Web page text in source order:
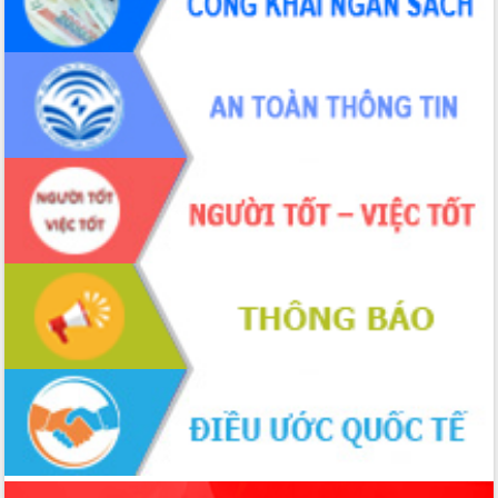
món ăn từ sầu riêng
Đắk Lắk công bố Quy hoạch và xúc
tiến đầu tư tỉnh
Ngành cá ngừ Đắk Lắk chủ động thích
ứng để giữ vững thị trường xuất khẩu
Diễn đàn Kinh tế tư nhân Việt Nam đột
phá cơ chế - Hợp tác công tư
Đề án 06 tạo bước ngoặt đột phá trong
cải cách hành chính tỉnh Đắk Lắk
Kết nối tour, đẩy mạnh chuyển đổi số
để phát triển du lịch Đắk Lắk
Khởi động Dự án Đầu tư xây dựng hạ
tầng kỹ thuật Cụm công nghiệp Tân
Tiến
Gặp mặt các cơ quan báo chí nhân Kỷ
niệm 101 năm Ngày Báo chí Cách
mạng Việt Nam
Đắk Lắk sơ kết 4 năm triển khai thực
hiện Đề án 06 của Chính phủ
Họp báo thông tin về Hội nghị Công bố